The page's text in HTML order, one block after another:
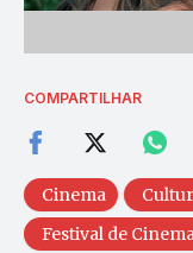
COMPARTILHAR
Cinema
Festival de